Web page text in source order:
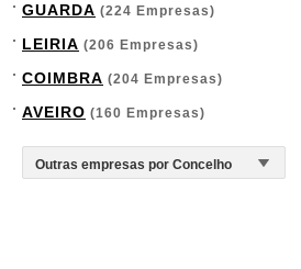
GUARDA (224 Empresas)
LEIRIA (206 Empresas)
COIMBRA (204 Empresas)
AVEIRO (160 Empresas)